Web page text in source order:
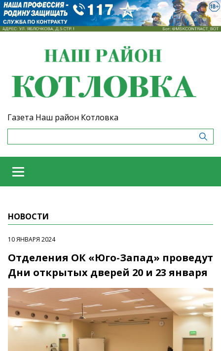
Газета Наш район Котловка
НОВОСТИ
10 ЯНВАРЯ 2024
Отделения ОК «Юго-Запад» проведут
Дни открытых дверей 20 и 23 января